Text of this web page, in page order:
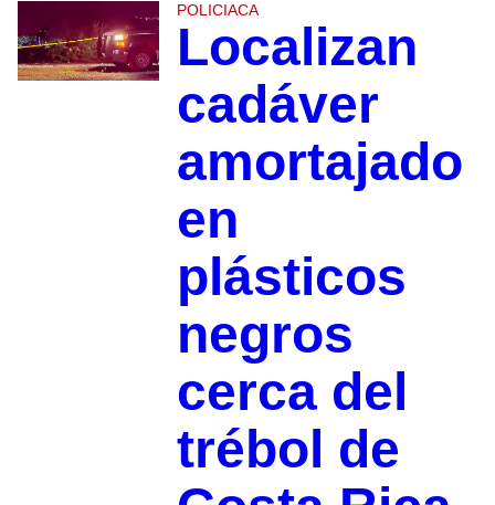
POLICIACA
Localizan
cadáver
amortajado
en
plásticos
negros
cerca del
trébol de